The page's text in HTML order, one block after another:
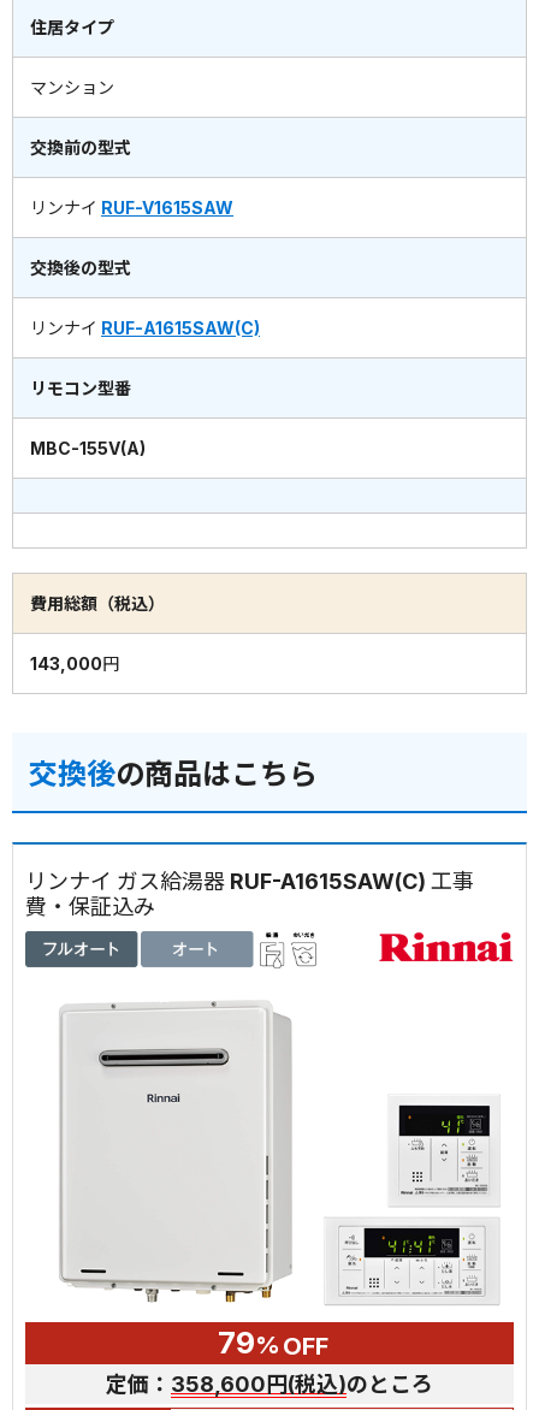
住居タイプ
マンション
交換前の型式
リンナイ RUF-V1615SAW
交換後の型式
リンナイ RUF-A1615SAW(C)
リモコン型番
MBC-155V(A)
費用総額（税込）
143,000円
交換後の商品はこちら
リンナイ ガス給湯器 RUF-A1615SAW(C) 工事
費・保証込み
79% OFF
定価： 358,600円(税込)のところ